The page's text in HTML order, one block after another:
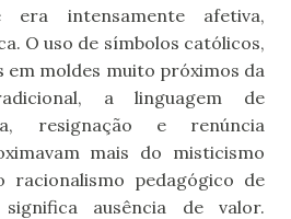
era intensamente afetiva,
O uso de símbolos católicos,
em moldes muito próximos da
a linguagem de
resignação e renúncia
mais do misticismo
racionalismo pedagógico de
ausência de valor.